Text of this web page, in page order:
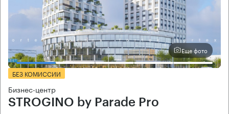
Еще фото
БЕЗ КОМИССИИ
Бизнес-центр
STROGINO by Parade Pro